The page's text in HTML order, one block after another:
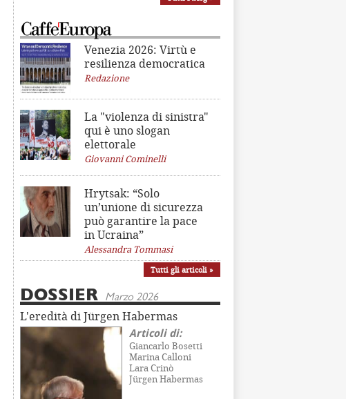
Venezia 2026: Virtù e
resilienza democratica
Redazione
La "violenza di sinistra"
qui è uno slogan
elettorale
Giovanni Cominelli
Hrytsak: “Solo
un’unione di sicurezza
può garantire la pace
in Ucraina”
Alessandra Tommasi
Tutti gli articoli »
DOSSIER Marzo 2026
L'eredità di Jürgen Habermas
Articoli di:
Giancarlo Bosetti
Marina Calloni
Lara Crinò
Jürgen Habermas